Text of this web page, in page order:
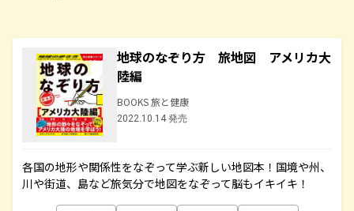
地球のなぞり方 旅地図 アメリカ大
陸編
BOOKS 旅と健康
2022.10.14 発売
各国の地形や関係性をなぞって学ぶ新しい地図本！国境や州、
川や街道、島など旅気分で地図をなぞって脳もイキイキ！